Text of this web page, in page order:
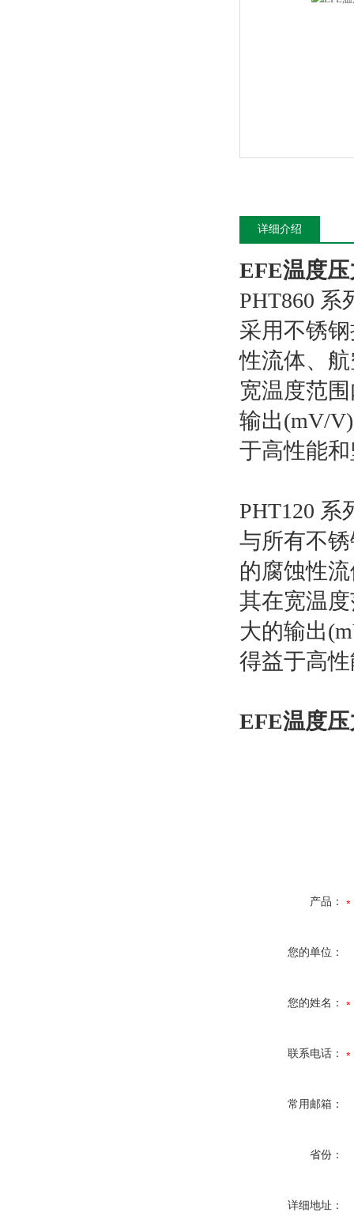
详细介绍
EFE温度
PHT860 系
采用不锈
性流体、
宽温度范
输出(mV/
于高性能
PHT120 系
与所有不
的腐蚀性
其在宽温
大的输出
得益于高
EFE温度
产品：
您的单位：
您的姓名：
联系电话：
常用邮箱：
省份：
详细地址：